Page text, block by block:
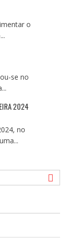
o
se no
2024
no